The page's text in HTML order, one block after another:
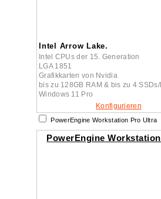
Intel Arrow Lake.
Intel CPUs der 15. Generation
LGA 1851
Grafikkarten von Nvidia
bis zu 128GB RAM & bis zu 4
Windows 11 Pro
Konfigurieren
PowerEngine Workstation Pro Ultra
PowerEngine